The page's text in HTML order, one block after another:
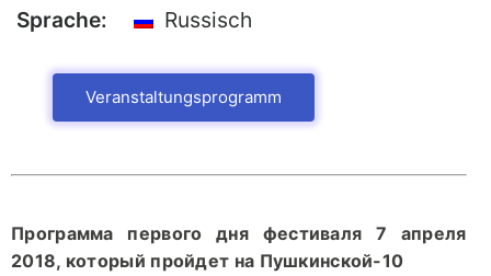
Buch-Publikationen
Kollegpublikationen
Reihe „Neuere Lyrik“
Sprache: Russisch
Veranstaltungsprogramm
Программа первого дня фестиваля 7 апреля
2018, который пройдет на Пушкинской-10